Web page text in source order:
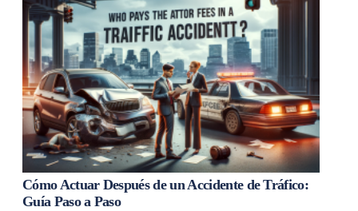
Cómo Actuar Después de un Accidente de Tráfico:
Guía Paso a Paso